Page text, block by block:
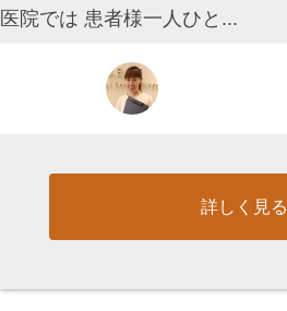
医院では 患者様一人ひと...
詳しく見る